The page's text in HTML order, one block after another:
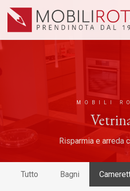
MOBILI
Risparmia e arreda
Tutto Bagni